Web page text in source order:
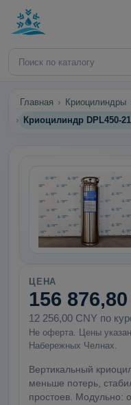
Главная Криоцилиндры
Криоцилиндр DPL450-
ЦЕНА
156
12 256,00 CNY по
Не оферта. Цены
Набережных Челнах.
Вертикальный
меньше потерь,
простоев. Модульно: